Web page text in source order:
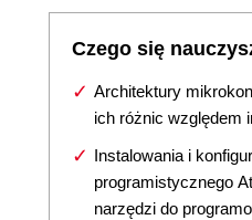
Czego się
Architektury
ich różnic względem
Instalowania i
programistycznego
narzędzi do